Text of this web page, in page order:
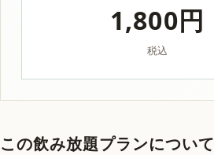
1,800円
税込
この飲み放題プランについて